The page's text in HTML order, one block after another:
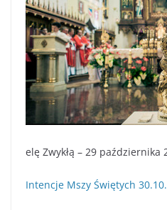
elę Zwykłą – 29 października
Intencje Mszy Świętych